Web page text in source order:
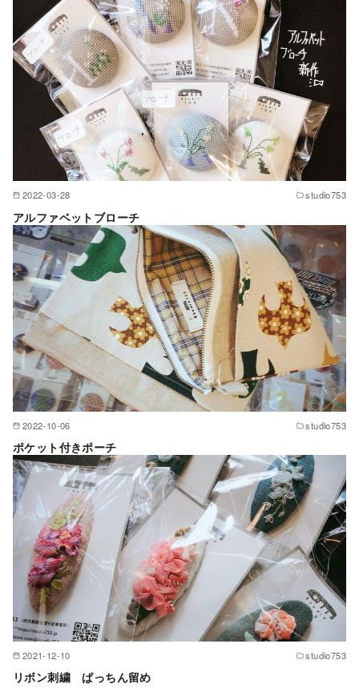
2022-03-28 studio753
アルファベットブローチ
2022-10-06 studio753
ポケット付きポーチ
2021-12-10 studio753
リボン刺繍 ぱっちん留め